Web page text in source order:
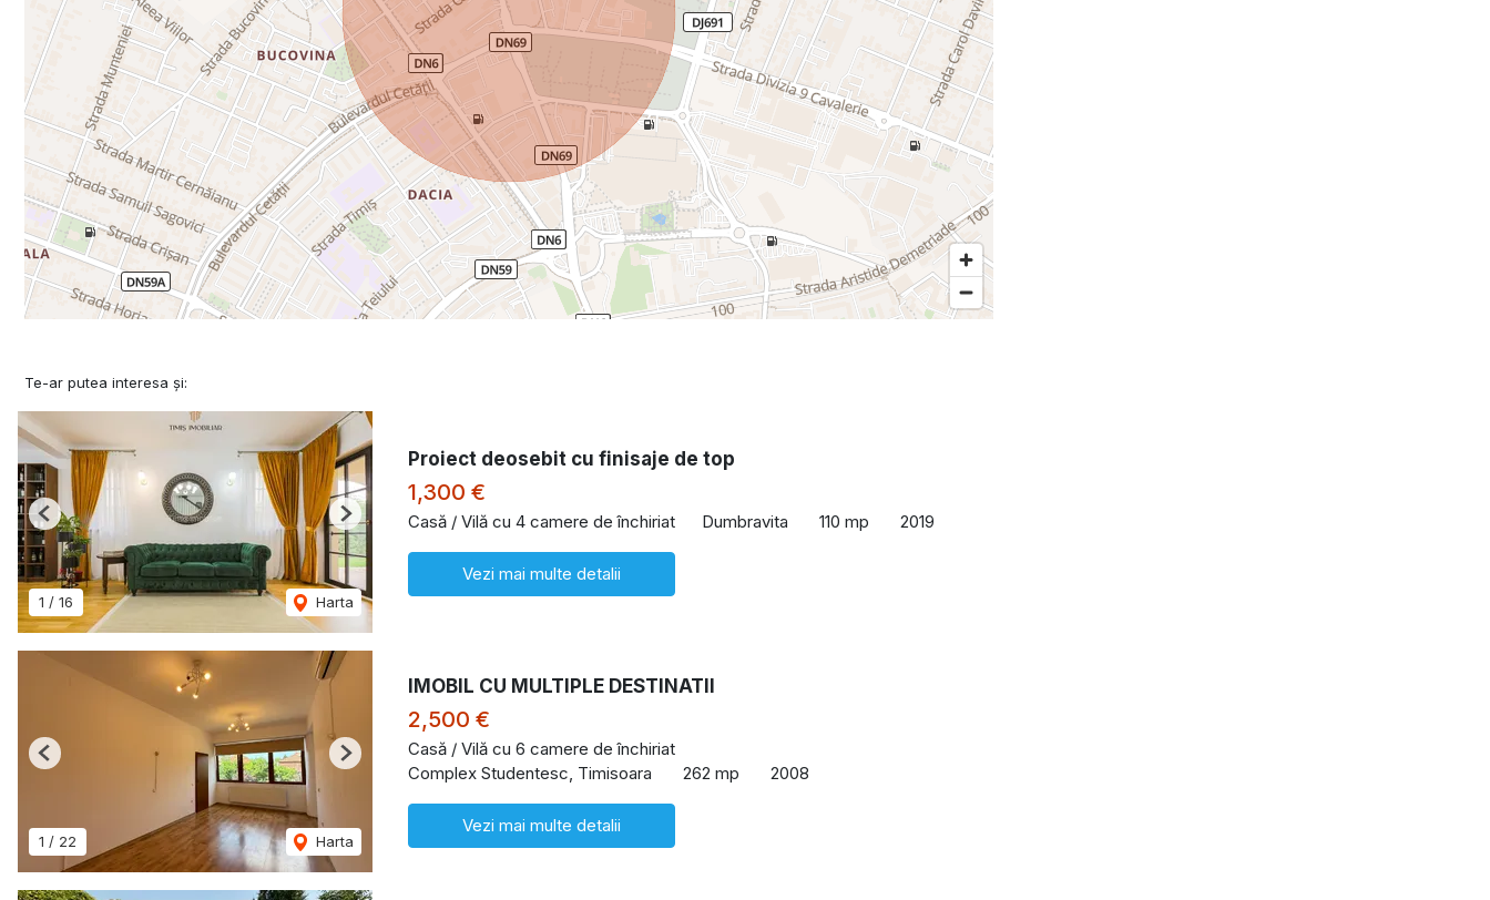
Te-ar putea interesa și:
1 / 16 Harta
Previous Next
Proiect deosebit cu finisaje de top
1,300 €
Casă / Vilă cu 4 camere de închiriat Dumbravita 110 mp 2019
Vezi mai multe detalii
1 / 22 Harta
Previous Next
IMOBIL CU MULTIPLE DESTINATII
2,500 €
Casă / Vilă cu 6 camere de închiriat
Complex Studentesc, Timisoara
262 mp 2008
Vezi mai multe detalii